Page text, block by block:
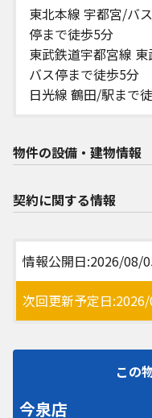
東北本線 宇都宮/バ
停まで徒歩5分
東武鉄道宇都宮線
バス停まで徒歩5分
日光線 鶴田/駅まで
物件の設備・建物情報
契約に関する情報
情報公開日:2026/08/
次回更新予定日
この
今泉店